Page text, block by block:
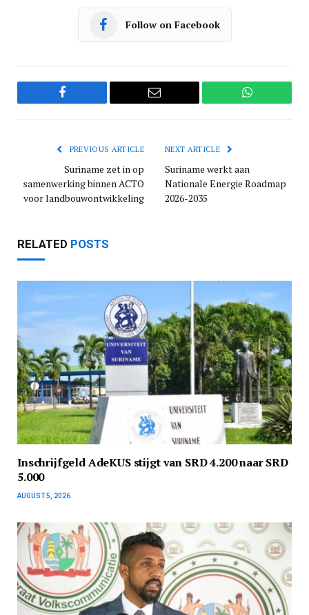
Follow on Facebook
Facebook Email WhatsApp
PREVIOUS ARTICLE
Suriname zet in op
samenwerking binnen ACTO
voor landbouwontwikkeling
NEXT ARTICLE
Suriname werkt aan
Nationale Energie Roadmap
2026-2035
RELATED POSTS
Inschrijfgeld AdeKUS stijgt van SRD 4.200 naar SRD
5.000
AUGUST 5, 2026